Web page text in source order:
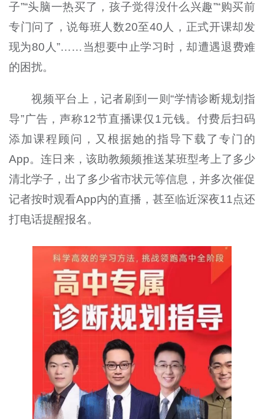
子”“头脑一热买了，孩子觉得没什么兴趣”“购买前
专门问了，说每班人数20至40人，正式开课却发
现为80 人”……当想要中止学习时，却遭遇退费难
的困扰。
视频平台上，记者刷到一则“学情诊断规划指
导”广告，声称12节直播课仅 1元钱。付费后扫码
添加课程顾问，又根据她的指导下载了专门的
App。连日来，该助教频频推送某班型考上了多少
清北学子，出了多少省市状元等信息，并多次催促
记者按时观看App内的直播，甚至临近深夜11点还
打电话提醒报名。